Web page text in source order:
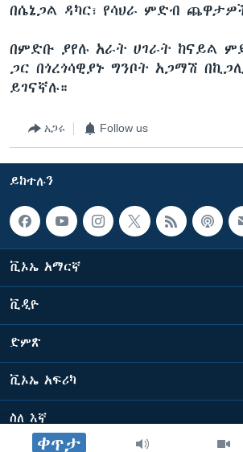
ቀጥታ
በሴኔጋል ዳካር፣ የሳህራ ምድብ
በምድቡ ያየሉ አራት ሀገራት ከናይል
ጋር በጎረጎሳዊያኑ ግንቦት አጋማሽ
ይገናኛሉ።
አጋሩ Follow us
ይከተሉን
ቪኦኤ አማርኛ
ቪዲዮ
ድምጽ
ቪኦኤ አፍሪካ
ስለ እኛ